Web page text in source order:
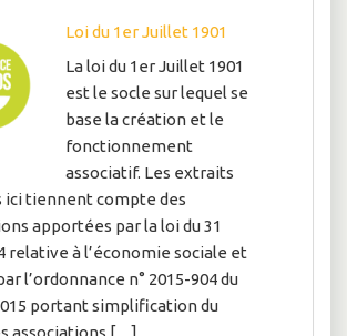
Loi du 1er Juillet 1901
La loi du 1er Juillet 1901
est le socle sur lequel se
base la création et le
fonctionnement
associatif. Les extraits
ici tiennent compte des
apportées par la loi du 31
relative à l’économie sociale et
l’ordonnance n° 2015-904 du
portant simplification du
associations […]